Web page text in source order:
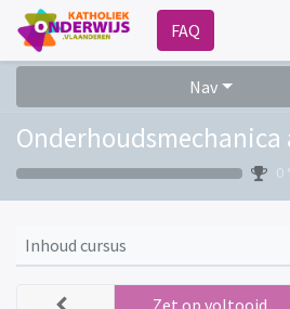
FAQ
Nav
Onderhoudsmechanica
0
Inhoud cursus
Zet op voltooid